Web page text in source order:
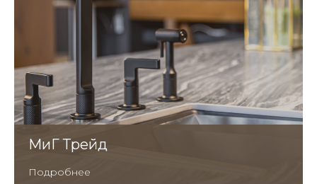
МиГ Трейд
Подробнее